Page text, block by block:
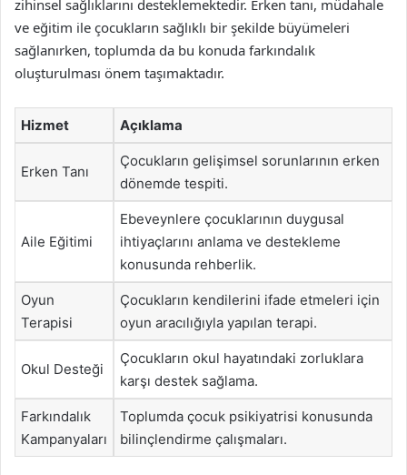
zihinsel sağlıklarını desteklemektedir. Erken tanı, müdahale
ve eğitim ile çocukların sağlıklı bir şekilde büyümeleri
sağlanırken, toplumda da bu konuda farkındalık
oluşturulması önem taşımaktadır.
Hizmet Açıklama
Erken Tanı
Çocukların gelişimsel sorunlarının erken
dönemde tespiti.
Aile Eğitimi
Ebeveynlere çocuklarının duygusal
ihtiyaçlarını anlama ve destekleme
konusunda rehberlik.
Oyun
Terapisi
Çocukların kendilerini ifade etmeleri için
oyun aracılığıyla yapılan terapi.
Okul Desteği
Çocukların okul hayatındaki zorluklara
karşı destek sağlama.
Farkındalık
Kampanyaları
Toplumda çocuk psikiyatrisi konusunda
bilinçlendirme çalışmaları.